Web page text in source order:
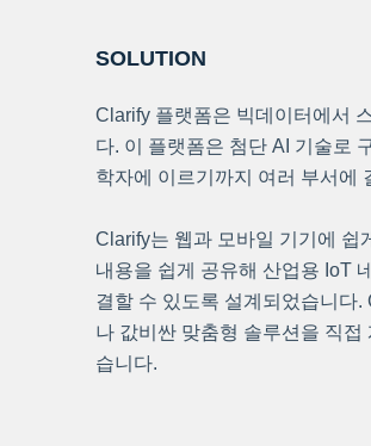
SOLUTION
Clarify 플랫폼은 빅데이터에서
다. 이 플랫폼은 첨단 AI 기술로
학자에 이르기까지 여러 부서에
Clarify는 웹과 모바일 기기에 쉽
내용을 쉽게 공유해 산업용 IoT
결할 수 있도록 설계되었습니다
나 값비싼 맞춤형 솔루션을 직
습니다.